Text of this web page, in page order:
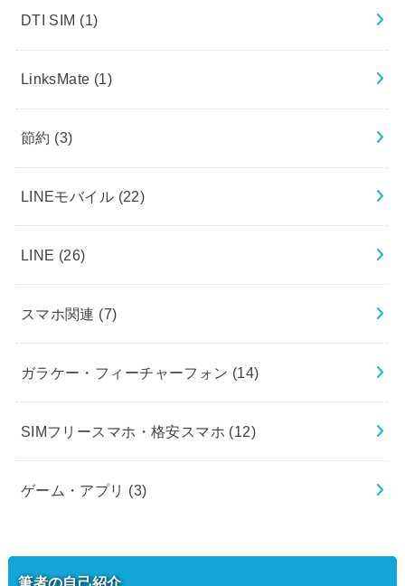
DTI SIM (1)
LinksMate (1)
節約 (3)
LINEモバイル (22)
LINE (26)
スマホ関連 (7)
ガラケー・フィーチャーフォン (14)
SIMフリースマホ・格安スマホ (12)
ゲーム・アプリ (3)
筆者の自己紹介